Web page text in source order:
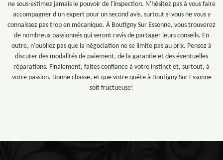
ne sous-estimez jamais le pouvoir de l'inspection. N'hésitez pas à vous faire
accompagner d'un expert pour un second avis, surtout si vous ne vous y
connaissez pas trop en mécanique. À Boutigny Sur Essonne, vous trouverez
de nombreux passionnés qui seront ravis de partager leurs conseils. En
outre, n'oubliez pas que la négociation ne se limite pas au prix. Pensez à
discuter des modalités de paiement, de la garantie et des éventuelles
réparations. Finalement, faites confiance à votre instinct et, surtout, à
votre passion. Bonne chasse, et que votre quête à Boutigny Sur Essonne
soit fructueuse!